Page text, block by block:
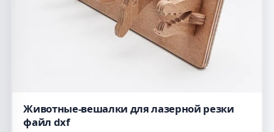
Животные-вешалки для лазерной резки
файл dxf